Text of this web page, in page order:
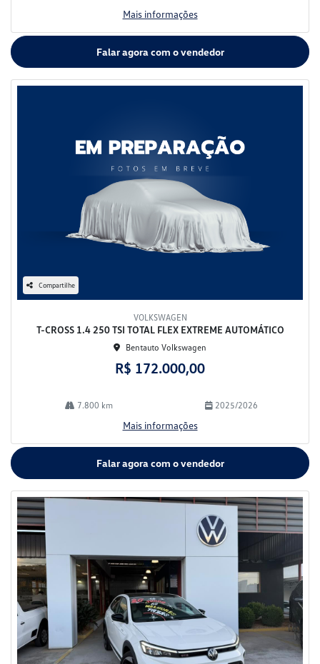
Mais informações
Falar agora com o vendedor
Compartilhe
VOLKSWAGEN
T-CROSS 1.4 250 TSI TOTAL FLEX EXTREME AUTOMÁTICO
Bentauto Volkswagen
R$ 172.000,00
7.800 km 2025/2026
Mais informações
Falar agora com o vendedor